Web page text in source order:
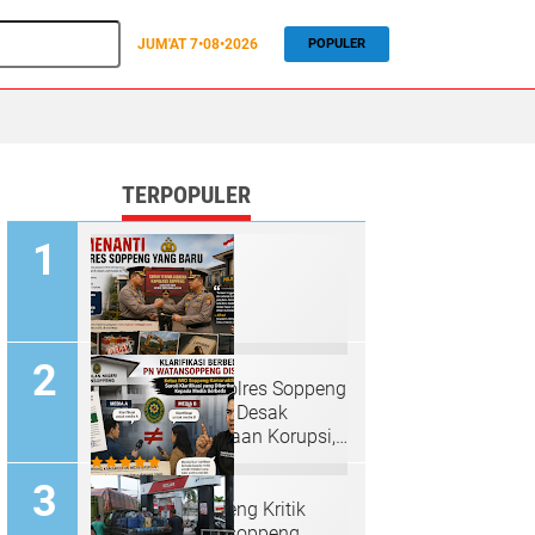
JUM'AT7•08•2026 POPULER
TERPOPULER
PR Menanti Kapolres Soppeng
yang Baru: LPKN Desak
Penuntasan Dugaan Korupsi,
Rokok Ilegal hingga Tambang
Tak Berizin
Ketua IWO Soppeng Kritik